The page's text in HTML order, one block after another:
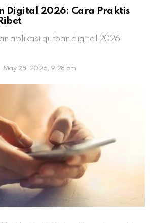
Digital 2026: Cara Praktis
aplikasi qurban digital 2026
May 28, 2026, 9:28 pm